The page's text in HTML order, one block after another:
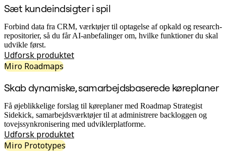
Produktstyring
Design og UX
Teknologi
Produktledelse og drift
Drift
IT
Efter strategisk initiativ
AI-transformation
Transformation af arbejdsmåder
Digital medarbejderoplevelse
Kundeoplevelse og servicedesign
Cloud- og softwaretransformation
Ressourcer
Læring
Kundehistorier
Sæt kundeindsigter i spil
Forbind data fra CRM, værktøjer til optagelse af opkald og research-
repositorier, så du får AI-anbefalinger om, hvilke funktioner du skal
udvikle først.
Udforsk produktet
Miro Roadmaps
Skab dynamiske, samarbejdsbaserede køreplaner
Få øjeblikkelige forslag til køreplaner med Roadmap Strategist
Sidekick, samarbejdsværktøjer til at administrere backloggen og
tovejssynkronisering med udviklerplatforme.
Udforsk produktet
Miro Prototypes